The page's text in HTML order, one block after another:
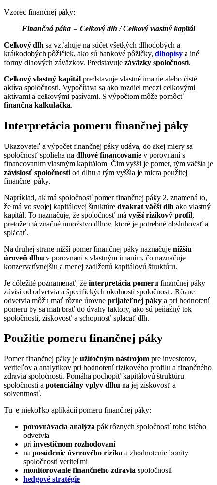
Vzorec finančnej páky:
Finančná páka = Celkový dlh /Celkový vlastný kapitál
Celkový dlh sa vzťahuje na súčet všetkých dlhodobých a
krátkodobých pôžičiek, ako sú bankové pôžičky, dlhopisy a iné
formy dlhových záväzkov. Predstavuje záväzky spoločnosti.
Celkový vlastný kapitál predstavuje vlastné imanie alebo čisté
aktíva spoločnosti. Vypočítava sa ako rozdiel medzi celkovými
aktívami a celkovými pasívami. S výpočtom môže pomôcť
finančná kalkulačka.
Interpretácia pomeru finančnej páky
Ukazovateľ a výpočet finančnej páky udáva, do akej miery sa
spoločnosť spolieha na dlhové financovanie v porovnaní s
financovaním vlastným kapitálom. Čím vyšší je pomer, tým väčšia je
závislosť spoločnosti od dlhu a tým vyššia je miera použitej
finančnej páky.
Napríklad, ak má spoločnosť pomer finančnej páky 2, znamená to,
že má vo svojej kapitálovej štruktúre dvakrát väčší dlh ako vlastný
kapitál. To naznačuje, že spoločnosť má vyšší rizikový profil,
pretože má značné množstvo dlhov, ktoré je potrebné obsluhovať a
splácať.
Na druhej strane nižší pomer finančnej páky naznačuje nižšiu
úroveň dlhu v porovnaní s vlastným imaním, čo naznačuje
konzervatívnejšiu a menej zadlženú kapitálovú štruktúru.
Je dôležité poznamenať, že interpretácia pomeru finančnej páky
závisí od odvetvia a špecifických okolností spoločnosti. Rôzne
odvetvia môžu mať rôzne úrovne prijateľnej páky a pri hodnotení
pomeru by sa mali brať do úvahy faktory, ako sú peňažný tok
spoločnosti, ziskovosť a schopnosť splácať dlh.
Použitie pomeru finančnej páky
Pomer finančnej páky je užitočným nástrojom pre investorov,
veriteľov a analytikov pri hodnotení rizikového profilu a finančného
zdravia spoločnosti. Pomáha pochopiť kapitálovú štruktúru
spoločnosti a potenciálny vplyv dlhu na jej ziskovosť a
solventnosť.
Tu je niekoľko aplikácií pomeru finančnej páky:
porovnávacia analýza pák rôznych spoločností toho istého
odvetvia
pri investičnom rozhodovaní
na posúdenie úverového rizika a zhodnotenie bonity
spoločnosti veriteľmi
monitorovanie finančného zdravia spoločnosti
hedgové stratégie